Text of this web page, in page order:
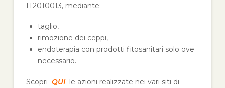
IT2010013, mediante:
taglio,
rimozione dei ceppi,
endoterapia con prodotti fitosanitari solo ove
necessario.
Scopri QUI le azioni realizzate nei vari siti di